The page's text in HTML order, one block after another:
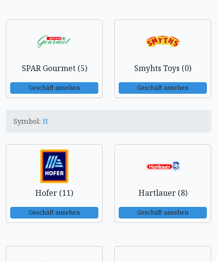
SPAR Gourmet (5)
Geschäft ansehen
Smyhts Toys (0)
Geschäft ansehen
Symbol: H
Hofer (11)
Geschäft ansehen
Hartlauer (8)
Geschäft ansehen